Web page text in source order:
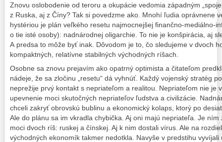
Znovu oslobodenie od teroru a okupácie vedomia západným
z Ruska, aj z Číny? Tak si povedzme ako. Mnohí ľudia oprávnene
hystériou je plán veľkého resetu najmocnejšej finančno-mediálno-
o tie isté osoby): nadnárodnej oligarchie. To nie je konšpirácia, aj
A predsa to môže byť inak. Dôvodom je to, čo sledujeme v dvoch
kompaktných, relatívne stabilných východných ríšach.
Osobne sa znovu prejavím ako opatrný optimista a čitateľom
nádeje, že sa zločinu „resetu“ dá vyhnúť. Každý vojenský stratég
neprežije prvý kontakt s nepriateľom a realitou. Nepriateľom nie je
upevnenie moci skutočných nepriateľov ľudstva a civilizácie.
chceli zakryť obrovskú bublinu a ekonomický kolaps, ktorý po
Ale do plánu sa im vkradla chybička. Aj oni majú nepriateľa. Je
moci dvoch ríš: ruskej a čínskej. Aj k nim dostali vírus. Ale na
východných ekonomík takmer nedotkla. Navyše v predstihu